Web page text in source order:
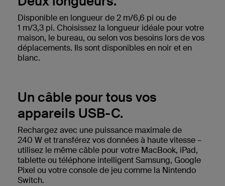
Disponible en longueur de 2 m/6,6 pi ou de
1 m/3,3 pi. Choisissez la longueur idéale pour votre
maison, le bureau, ou selon vos besoins lors de vos
déplacements. Ils sont disponibles en noir et en
blanc.
Un câble pour tous vos
appareils USB-C.
Rechargez avec une puissance maximale de
240 W et transférez vos données à haute vitesse –
utilisez le même câble pour votre MacBook, iPad,
tablette ou téléphone intelligent Samsung, Google
Pixel ou votre console de jeu comme la Nintendo
Switch.